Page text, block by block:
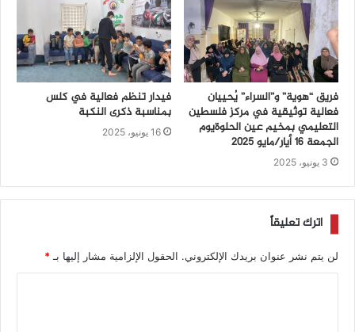
فريق “هوية” و”السراء” يُحييان
فعالية توثيقية في مركز فلسطين
التعليمي بمخيم عين الحلوةيوم
الجمعة 16 أيار/مايو 2025
3 يونيو، 2025
فيدار تنظم فعالية في كلس
بمناسبة ذكرى النكبة
16 يونيو، 2025
اترك تعليقاً
لن يتم نشر عنوان بريدك الإلكتروني. الحقول الإلزامية مشار إليها بـ *